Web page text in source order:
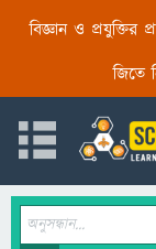
বিজ্ঞান ও প্রযুক্তির
জিতে